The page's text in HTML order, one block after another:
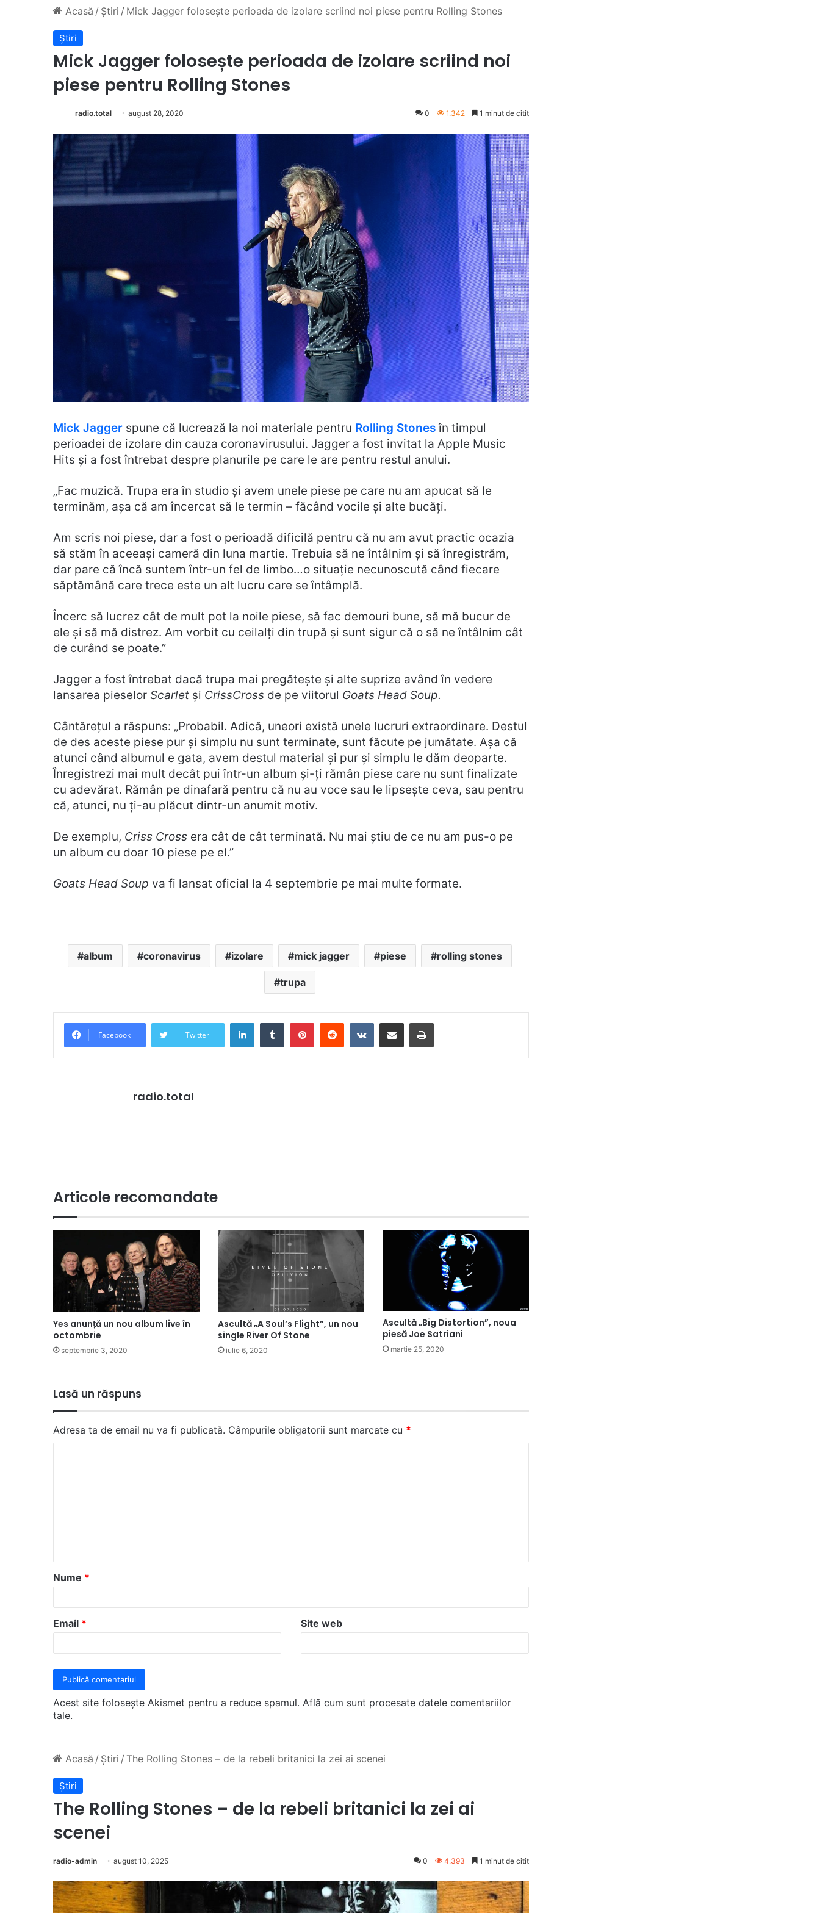
Acasă / Știri / Mick Jagger folosește perioada de izolare scriind noi piese pentru Rolling Stones
Știri
Mick Jagger folosește perioada de izolare scriind noi
piese pentru Rolling Stones
radio.total august 28, 2020 0 1.342 1 minut de citit
Mick Jagger spune că lucrează la noi materiale pentru Rolling Stones în timpul
perioadei de izolare din cauza coronavirusului. Jagger a fost invitat la Apple Music
Hits și a fost întrebat despre planurile pe care le are pentru restul anului.
„Fac muzică. Trupa era în studio și avem unele piese pe care nu am apucat să le
terminăm, așa că am încercat să le termin – făcând vocile și alte bucăți.
Am scris noi piese, dar a fost o perioadă dificilă pentru că nu am avut practic ocazia
să stăm în aceeași cameră din luna martie. Trebuia să ne întâlnim și să înregistrăm,
dar pare că încă suntem într-un fel de limbo…o situație necunoscută când fiecare
săptămână care trece este un alt lucru care se întâmplă.
Încerc să lucrez cât de mult pot la noile piese, să fac demouri bune, să mă bucur de
ele și să mă distrez. Am vorbit cu ceilalți din trupă și sunt sigur că o să ne întâlnim cât
de curând se poate.”
Jagger a fost întrebat dacă trupa mai pregătește și alte suprize având în vedere
lansarea pieselor Scarlet și CrissCross de pe viitorul Goats Head Soup.
Cântărețul a răspuns: „Probabil. Adică, uneori există unele lucruri extraordinare. Destul
de des aceste piese pur și simplu nu sunt terminate, sunt făcute pe jumătate. Așa că
atunci când albumul e gata, avem destul material și pur și simplu le dăm deoparte.
Înregistrezi mai mult decât pui într-un album și-ți rămân piese care nu sunt finalizate
cu adevărat. Rămân pe dinafară pentru că nu au voce sau le lipsește ceva, sau pentru
că, atunci, nu ți-au plăcut dintr-un anumit motiv.
De exemplu, Criss Cross era cât de cât terminată. Nu mai știu de ce nu am pus-o pe
un album cu doar 10 piese pe el.”
Goats Head Soup va fi lansat oficial la 4 septembrie pe mai multe formate.
album coronavirus izolare mick jagger piese rolling stones
trupa
Facebook Twitter
LinkedInTumblrPinterestRedditVKontakte
Distribuie prin mail Tipărește
radio.total
Articole recomandate
Yes anunță un nou album live în
octombrie
septembrie 3, 2020
Ascultă „A Soul’s Flight”, un nou
single River Of Stone
iulie 6, 2020
Ascultă „Big Distortion”, noua
piesă Joe Satriani
martie 25, 2020
Lasă un răspuns
Adresa ta de email nu va fi publicată. Câmpurile obligatorii sunt marcate cu *
a
r
*
Nume *
Email * Site web
Acest site folosește Akismet pentru a reduce spamul. Află cum sunt procesate datele comentariilor
tale.